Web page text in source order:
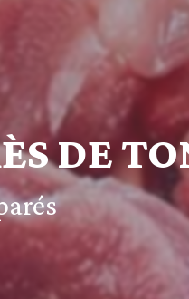
DE